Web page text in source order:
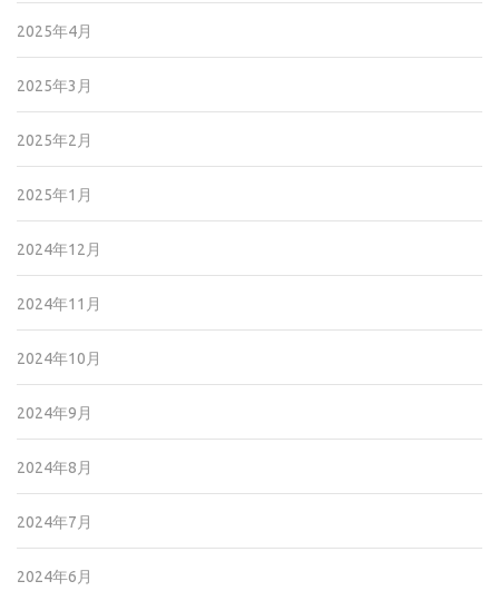
2025年4月
2025年3月
2025年2月
2025年1月
2024年12月
2024年11月
2024年10月
2024年9月
2024年8月
2024年7月
2024年6月